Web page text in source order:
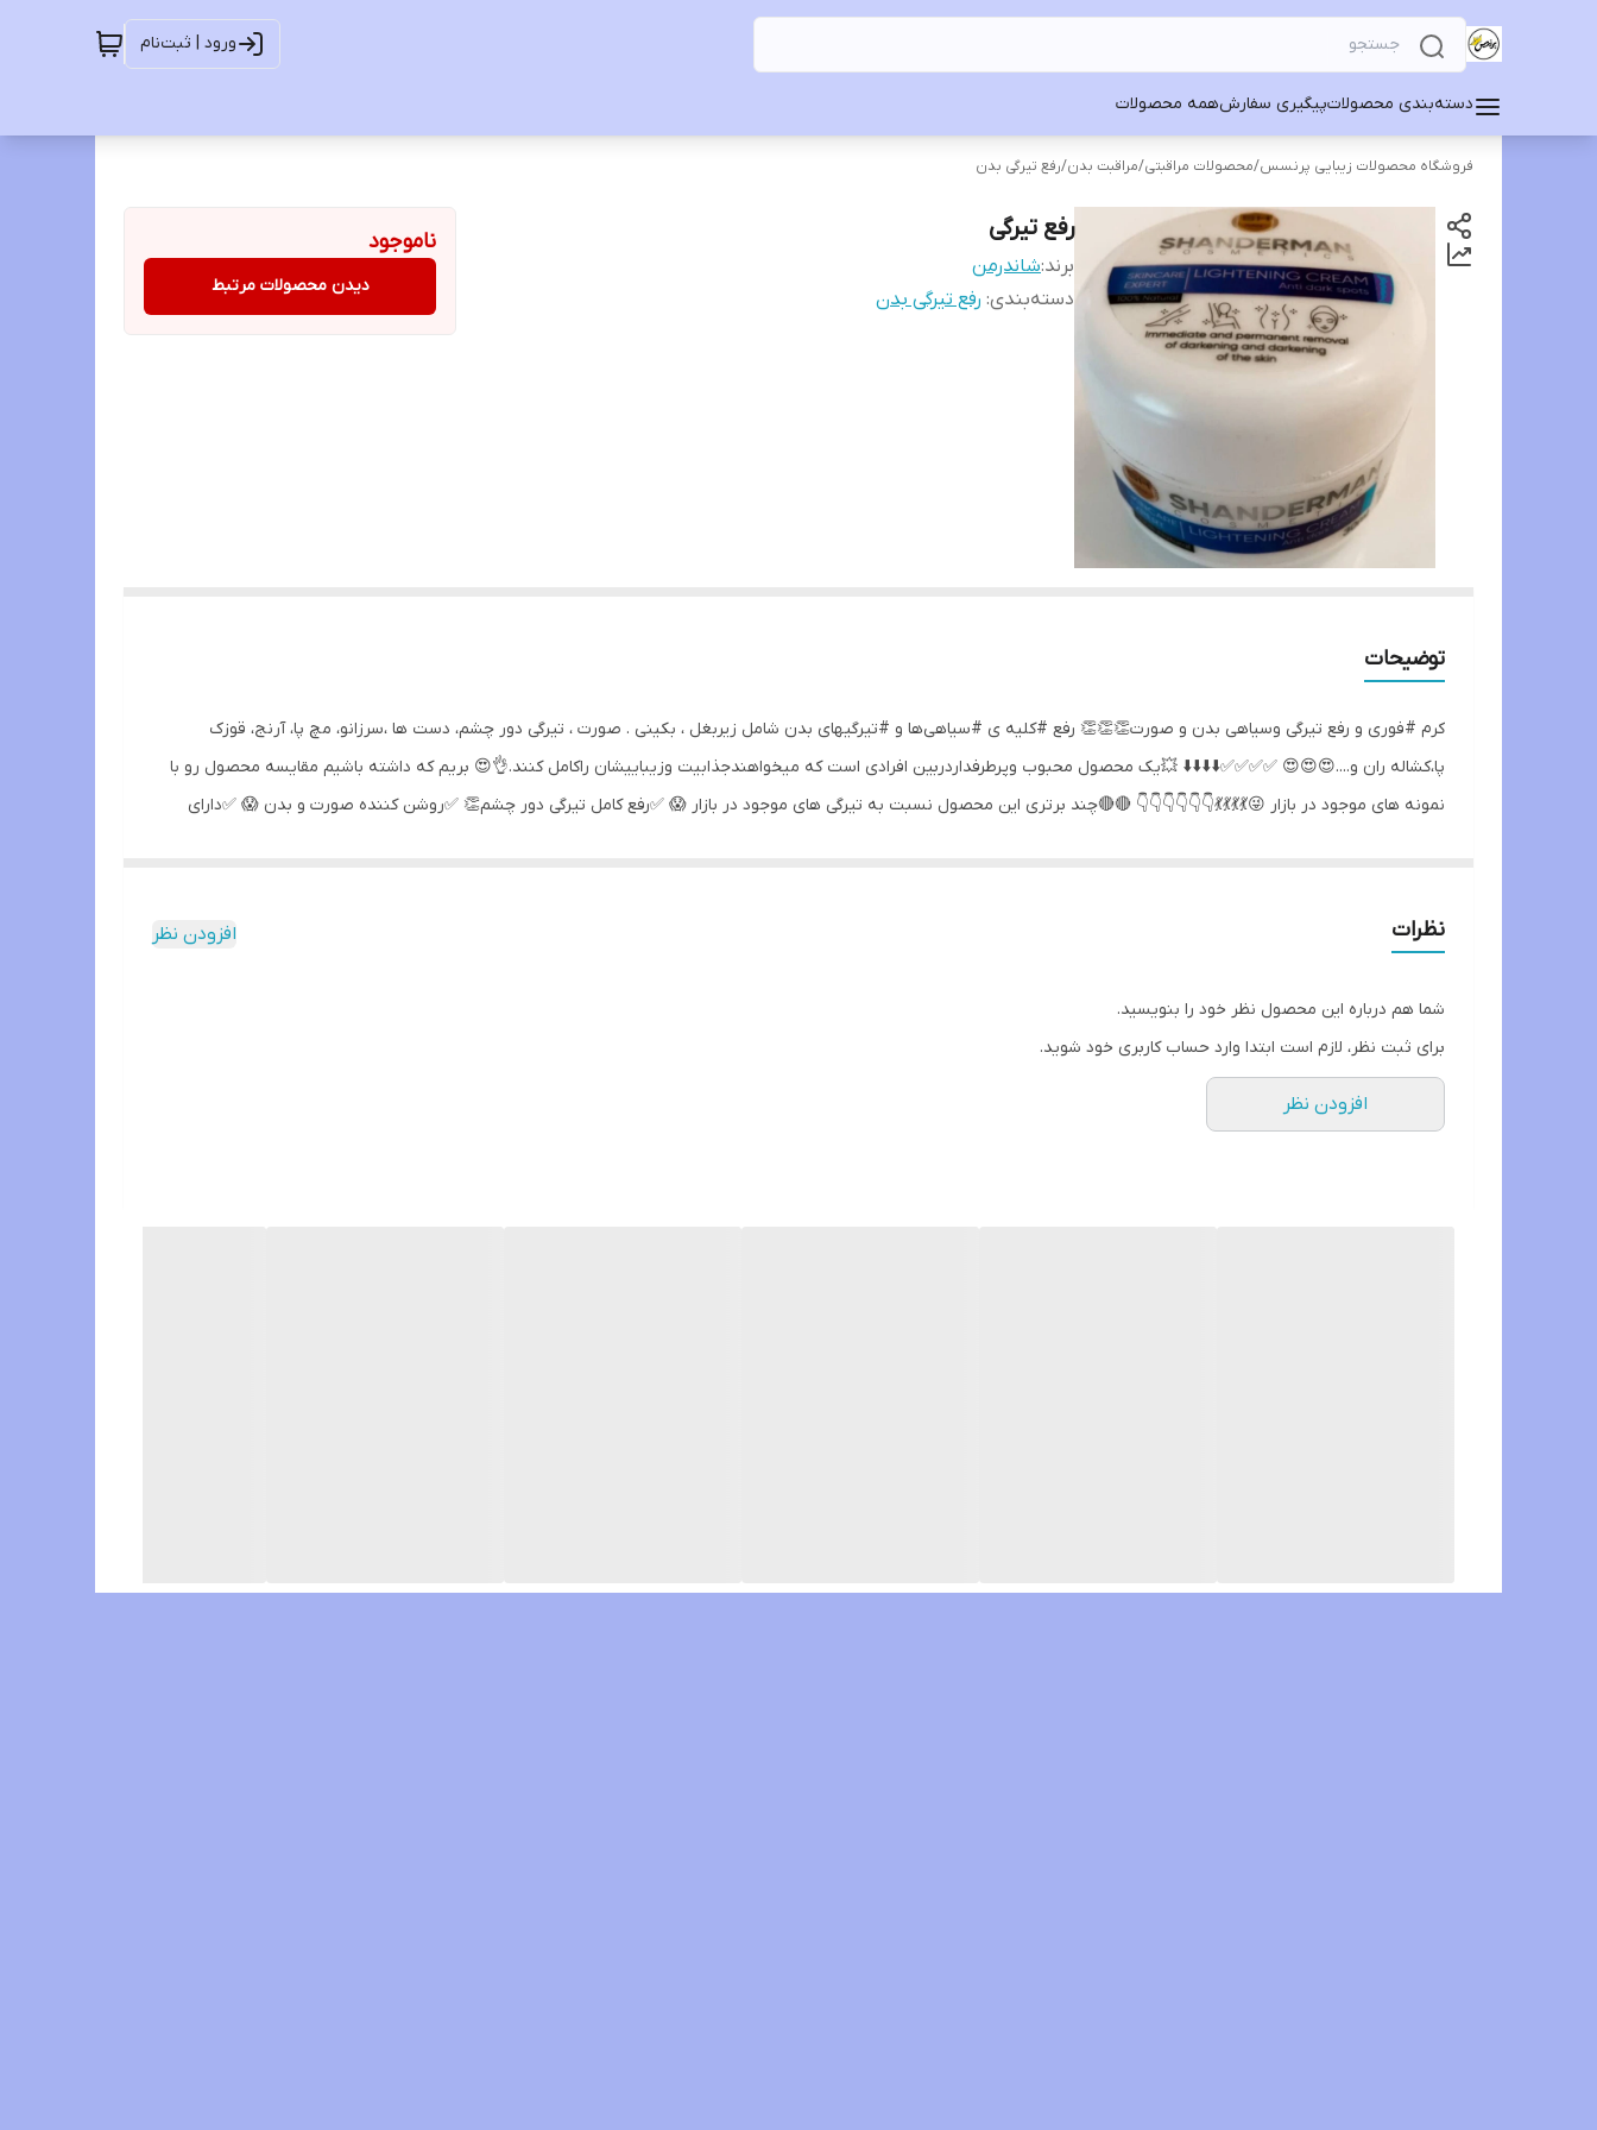
ورود | ثبت‌نام
دسته‌بندی محصولاتپیگیری سفارشهمه محصولات
فروشگاه محصولات زیبایی پرنسس/محصولات مراقبتی/مراقبت بدن/رفع تیرگی بدن
رفع تیرگی
برند:شاندرمن
دسته‌بندی: رفع تیرگی بدن
ناموجود
دیدن محصولات مرتبط
توضیحات
کرم #فوری و رفع تیرگی وسیاهی بدن و صورت👏👏👏 رفع #کلیه ی #سیاهی‌ها و #تیرگیهای بدن شامل زیربغل ، بکینی . صورت ، تیرگی دور چشم، دست ها ،سرزانو، مچ پا، آرنج، قوزک
پا،کشاله ران و....😍😍😍 ✅✅✅✅⬇️⬇️⬇️⬇️ 💥یک محصول محبوب وپرطرفداردربین افرادی است که میخواهندجذابیت وزیباییشان راکامل کنند.👌😍 بریم که داشته باشیم مقایسه محصول رو با
نمونه های موجود در بازار 😜💃💃💃💃👇👇👇👇👇👇 🔴🔴چند برتری این محصول نسبت به تیرگی های موجود در بازار 😱 ✅رفع کامل تیرگی دور چشم👏 ✅روشن کننده صورت و بدن 😱 ✅دارای
نظرات افزودن نظر
شما هم درباره این محصول نظر خود را بنویسید.
برای ثبت نظر، لازم است ابتدا وارد حساب کاربری خود شوید.
افزودن نظر